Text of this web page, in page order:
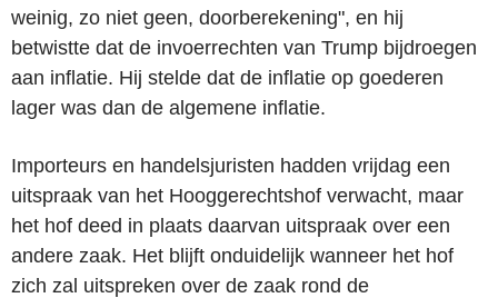
weinig, zo niet geen, doorberekening", en hij
betwistte dat de invoerrechten van Trump bijdroegen
aan inflatie. Hij stelde dat de inflatie op goederen
lager was dan de algemene inflatie.
Importeurs en handelsjuristen hadden vrijdag een
uitspraak van het Hooggerechtshof verwacht, maar
het hof deed in plaats daarvan uitspraak over een
andere zaak. Het blijft onduidelijk wanneer het hof
zich zal uitspreken over de zaak rond de